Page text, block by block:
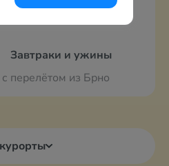
Завтраки и ужины
перелётом из Брно